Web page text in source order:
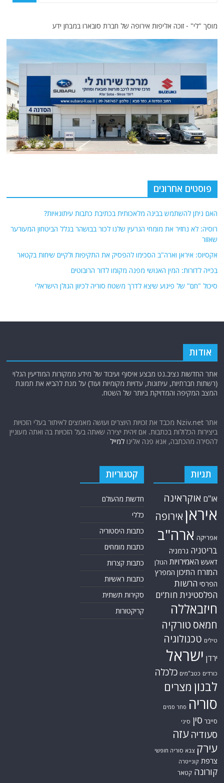
מוסך "לי" - זוכה אליפות אירופה של חברת סובארו במבחן ידע
פוסטים אחרונים
האם ניתן להשתמש בבינה מלאכותית בכתיבת כתבות עיתונאיות?
רוסיה: לא נחזיר את מומחי הגרעין שלנו לכור בבושהר בגלל הביטחון המעורער
שאזור
אקסיוס: איראן וארה"ב הסכימו להפסיק את התקיפות ולקיים שיחות בקטאר
בכייה לדורות: המין האנושי מפנה מקומו לדור הרובוטים
סיכול "חם" של פיגוע שיצא לדרך משטח סוריה לכיוון הגולן הישראלי
אודות
אתר החדשות נציב.נט מבצע איסוף ועיבוד של מידע ממקורות המודיעין הגלוי
(רשתות חברתיות, עיתונות, עדויות מקומיות ועוד) על מנת להביא את תמונת
המצב המקיפה והמדויקת ביותר של השטח.
אתר Nziv.net מכבד את זכויות היוצרים ועושה מאמצים לאיתור בעלי הזכויות
ביצירות הכלולות בכתבות. אם זיהית יצירה שאתה בעל הזכויות בה ואתה מעוניין
להסירה מהכתבה, אנא פנה אלינולמייל
תגיות
או"ם אוקראינה
איראן אירופה
אפריקה ארה"ב
בריטניה גרמניה
דאעש האמירויות הגולן
המזרח התיכון המפרץ
הפרסי הרשות
הפלסטינית חות'ים
חיזבאללה
חמאס טורקיה
טילים טכנולוגיה
ירדן ישראל
כורדים כטב"מים כלכלה
לבנון מצרים
סוריה סחר סמים
סייבר סין סיני
סעודיה עזה
עירק צבא סוריה חופשי
צרפת קונייטרה
קורונה קטאר
קטגוריות
חדשות מהעולם
כללי
כתבות היסטוריה
כתבות מומחים
כתבות קצרות
כתבות ראשיות
סקירות תשתית
קריקטורות